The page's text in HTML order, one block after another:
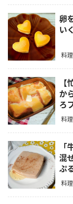
卵
い
料
か
ろ
料
混
ぷ
料